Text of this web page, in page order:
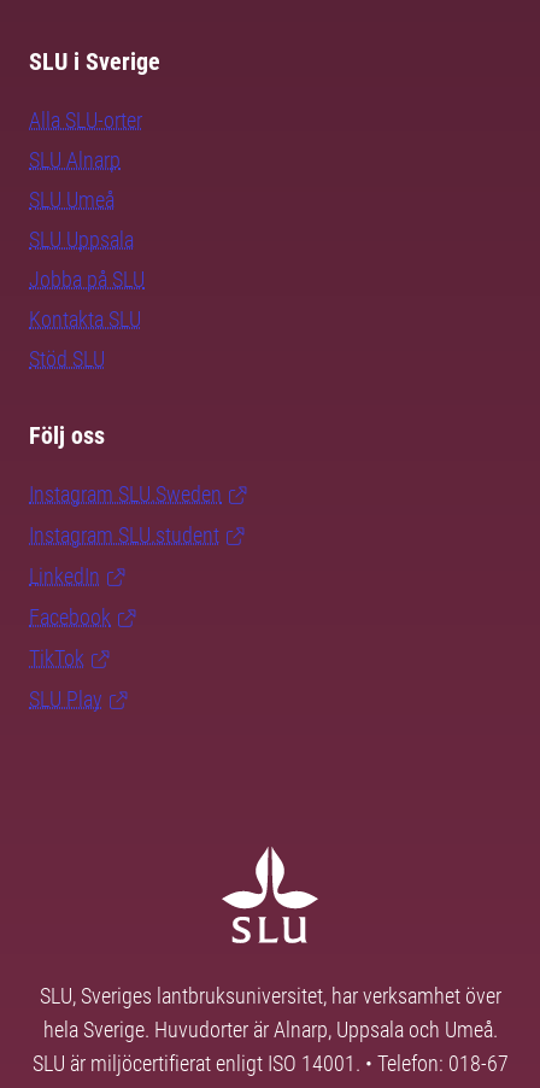
SLU i Sverige
Alla SLU-orter
SLU Alnarp
SLU Umeå
SLU Uppsala
Jobba på SLU
Kontakta SLU
Stöd SLU
Följ oss
Instagram SLU.Sweden
Instagram SLU.student
LinkedIn
Facebook
TikTok
SLU Play
SLU, Sveriges lantbruksuniversitet, har verksamhet över
hela Sverige. Huvudorter är Alnarp, Uppsala och Umeå.
SLU är miljöcertifierat enligt ISO 14001. • Telefon: 018-67